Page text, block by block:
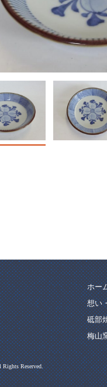
ホー
想い
砥部
梅山
Reserved.